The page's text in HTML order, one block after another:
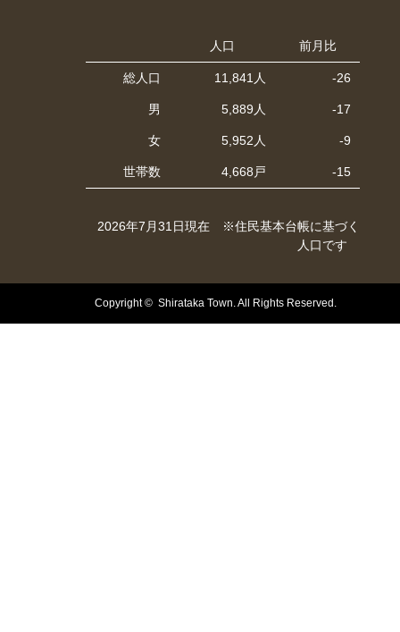
人口 前月比
総人口 11,841人 -26
男 5,889人 -17
女 5,952人 -9
世帯数 4,668戸 -15
2026年7月31日現在 ※住民基本台帳に基づく
人口です
Copyright © Shirataka Town. All Rights Reserved.